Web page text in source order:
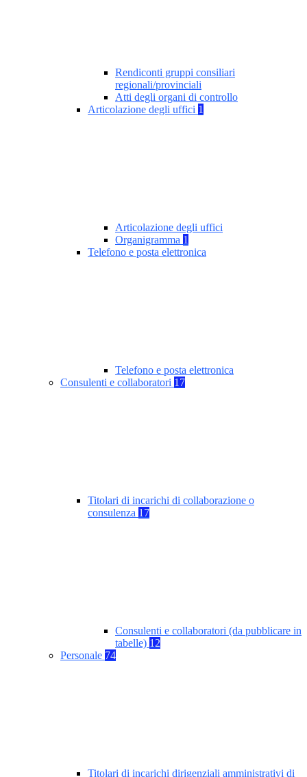
Rendiconti gruppi consiliari
regionali/provinciali
Atti degli organi di controllo
Articolazione degli uffici 1
Articolazione degli uffici
Organigramma 1
Telefono e posta elettronica
Telefono e posta elettronica
Consulenti e collaboratori 17
Titolari di incarichi di collaborazione o
consulenza 17
Consulenti e collaboratori (da pubblicare in
tabelle) 12
Personale 74
Titolari di incarichi dirigenziali amministrativi di